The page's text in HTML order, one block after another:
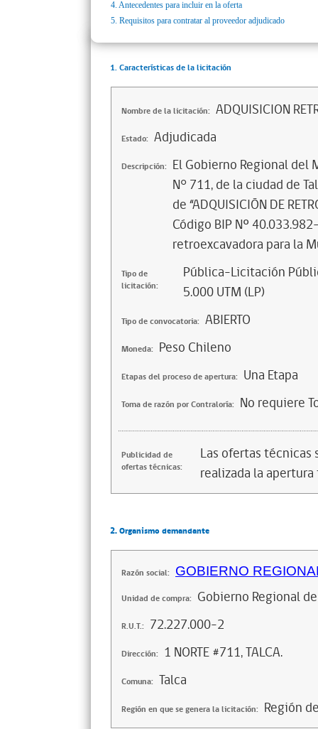
4. Antecedentes para incluir en la oferta
5. Requisitos para contratar al proveedor adjudicado
1. Características de la licitación
Nombre de la licitación: ADQUISICION
Estado: Adjudicada
Descripción: El Gobierno Regional del
N° 711, de la ciudad de
de “ADQUISICIÓN DE
Código BIP Nº
retroexcavadora para la
Tipo de
licitación:
Pública-Licitación
5.000 UTM (LP)
Tipo de convocatoria: ABIERTO
Moneda: Peso Chileno
Etapas del proceso de apertura: Una Etapa
Toma de razón por Contraloría: No requiere
Publicidad de
ofertas técnicas:
Las ofertas
realizada la
2. Organismo demandante
Razón social: GOBIERNO
Unidad de compra: Gobierno Regional
R.U.T.: 72.227.000-2
Dirección: 1 NORTE #711, TALCA.
Comuna: Talca
Región en que se genera la licitación: Región